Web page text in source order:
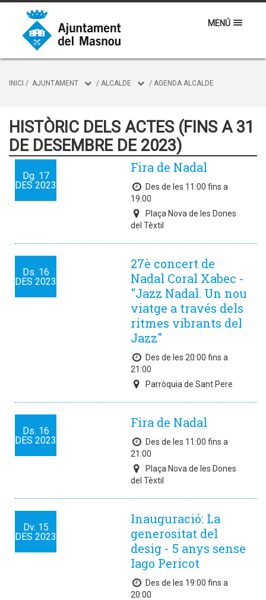
MENÚ
INICI / AJUNTAMENT / ALCALDE / AGENDA ALCALDE
HISTÒRIC DELS ACTES (FINS A 31
DE DESEMBRE DE 2023)
Dg. 17
DES 2023
Fira de Nadal
Des de les 11:00 fins a
19:00
Plaça Nova de les Dones
del Tèxtil
Ds. 16
DES 2023
27è concert de
Nadal Coral Xabec -
"Jazz Nadal. Un nou
viatge a través dels
ritmes vibrants del
Jazz"
Des de les 20:00 fins a
21:00
Parròquia de Sant Pere
Ds. 16
DES 2023
Fira de Nadal
Des de les 11:00 fins a
21:00
Plaça Nova de les Dones
del Tèxtil
Dv. 15
DES 2023
Inauguració: La
generositat del
desig - 5 anys sense
Iago Pericot
Des de les 19:00 fins a
20:00